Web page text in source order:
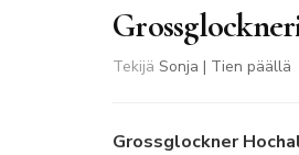
Tekijä Sonja | Tien päällä
Grossglockner